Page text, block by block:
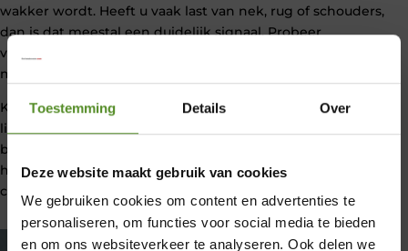
Toestemming Details Over
Deze website maakt gebruik van cookies
We gebruiken cookies om content en advertenties te
personaliseren, om functies voor social media te bieden
en om ons websiteverkeer te analyseren. Ook delen we
wakker wordt. Heeft u vaak last van nek, rug of schouders,
dan is dat meestal een duidelijk signaal. Probeer
verschillende houdingen uit en kijk welke positie de
minste spanning geeft.
Kortom, de juiste slaaphouding is de houding waarin uw
lichaam het best kan herstellen. Door te zoeken naar de
beste slaaphouding voor uw situatie en rekening te
houden met klachten zoals nekpijn, slaapt u niet alleen
comfortabeler, maar ook veel rustiger.